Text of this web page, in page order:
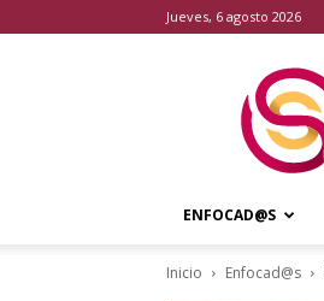
jueves, 6 agosto 2026
Sentido
Social
ENFOCAD@S
Inicio Enfocad@s